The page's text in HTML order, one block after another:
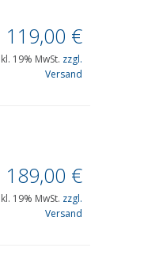
119,00 €
19% MwSt. zzgl.
Versand
189,00 €
19% MwSt. zzgl.
Versand